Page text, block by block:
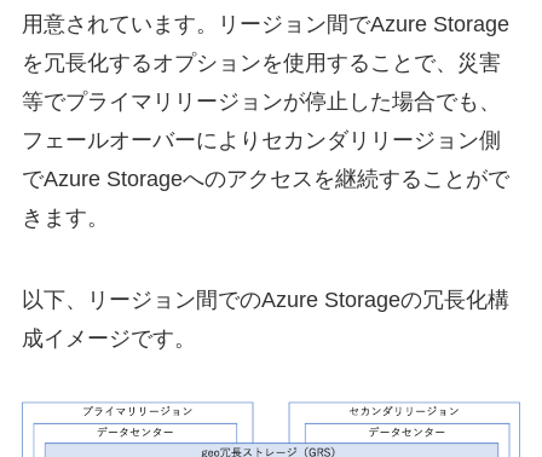
用意されています。リージョン間でAzure Storage
を冗長化するオプションを使用することで、災害
等でプライマリリージョンが停止した場合でも、
フェールオーバーによりセカンダリリージョン側
でAzure Storageへのアクセスを継続することがで
きます。
以下、リージョン間でのAzure Storageの冗長化構
成イメージです。